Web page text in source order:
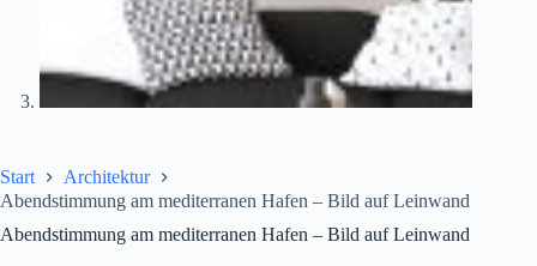
Start
Architektur
Abendstimmung am mediterranen Hafen – Bild auf Leinwand
Abendstimmung am mediterranen Hafen – Bild auf Leinwand